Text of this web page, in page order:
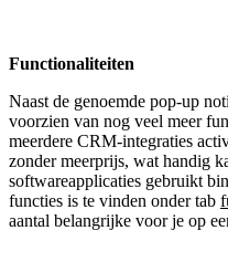
Functionaliteiten
Naast de genoemde pop-up
voorzien van nog veel meer
meerdere CRM-integraties
zonder meerprijs, wat handig
softwareapplicaties gebruikt
functies is te vinden onder tab
aantal belangrijke voor je op